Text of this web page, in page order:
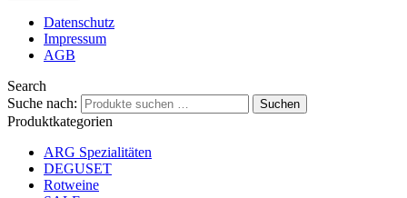
Datenschutz
Impressum
AGB
Search
Suche nach:
Suchen
Produktkategorien
ARG Spezialitäten
DEGUSET
Rotweine